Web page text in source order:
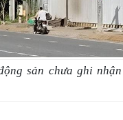
sản chưa ghi